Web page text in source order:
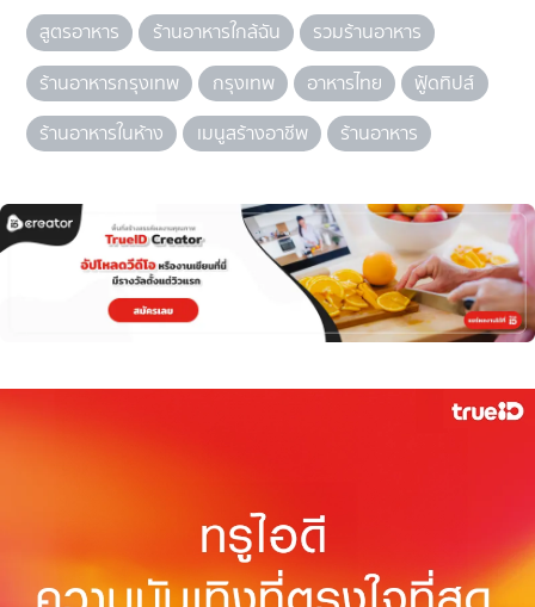
สูตรอาหาร ร้านอาหารใกล้ฉัน
รวมร้านอาหาร
ร้านอาหารกรุงเทพ
กรุงเทพ อาหารไทย
ฟู้ดทิปส์
ร้านอาหารในห้าง
เมนูสร้างอาชีพ ร้านอาหาร